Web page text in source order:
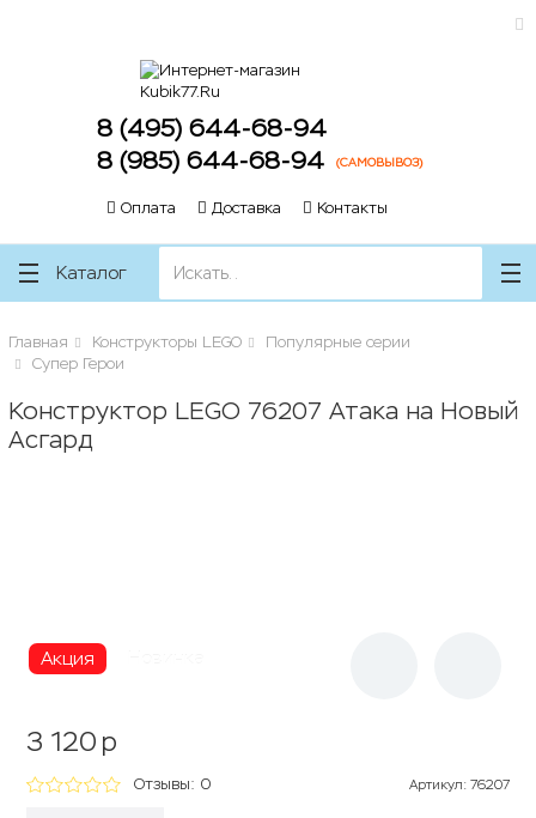
8 (495) 644-68-94
8 (985) 644-68-94
(САМОВЫВОЗ)
Оплата Доставка Контакты
Каталог
Главная Конструкторы LEGO
Популярные серии
Супер Герои
Конструктор LEGO 76207 Атака на Новый
Асгард
Акция
3 120 p
Отзывы: 0 Артикул: 76207